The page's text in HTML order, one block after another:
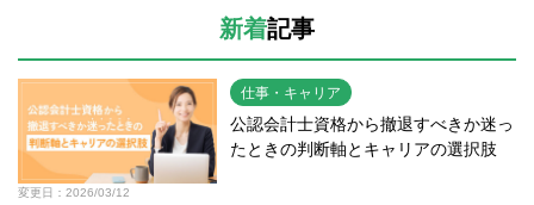
新着記事
変更日：2026/03/12
仕事・キャリア
公認会計士資格から撤退すべきか迷っ
たときの判断軸とキャリアの選択肢